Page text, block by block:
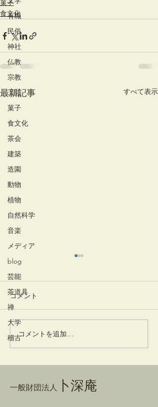
有職
民俗
神社
仏教
宗教
工芸
菓子
食文化
茶会
建築
造園
動物
植物
自然科学
音楽
メディア
blog
芸能
茶道具
禅
大学
稽古
菓子
食文化
最新記事 すべて表示
王鞬南(おうけんなん)
コメント
コメントを追加…
一般財団法人 卜深庵